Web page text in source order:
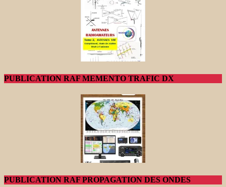
PUBLICATION RAF MEMENTO TRAFIC DX
PUBLICATION RAF PROPAGATION DES ONDES